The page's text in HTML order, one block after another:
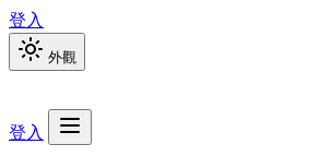
登入
外觀
登入